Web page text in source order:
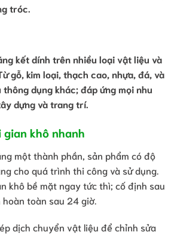
tróc.
kết dính trên nhiều loại vật liệu và
gỗ, kim loại, thạch cao, nhựa, đá, và
dụng khác; đáp ứng mọi nhu
dựng và trang trí.
khô nhanh
một thành phần, sản phẩm có độ
cho quá trình thi công và sử dụng.
khô bề mặt ngay tức thì; cố định sau
toàn sau 24 giờ.
dịch chuyển vật liệu để chỉnh sửa